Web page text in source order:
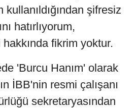
kullanıldığından şifresiz
hatırlıyorum,
hakkında fikrim yoktur.
'Burcu Hanım' olarak
İBB'nin resmi çalışanı
sekretaryasından